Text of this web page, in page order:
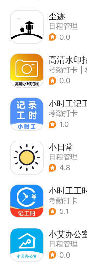
尘迹
日程管理
0.0
高清水印
考勤打卡
0.0
小时工记
考勤打卡
1.0
小日常
日程管理
4.8
考勤打卡
5.1
小艾办公
日程管理
0.0